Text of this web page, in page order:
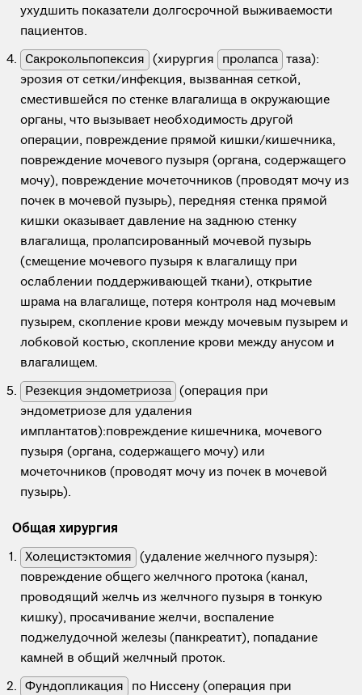
ухудшить показатели долгосрочной выживаемости
пациентов.
Сакрокольпопексия (хирургия пролапса таза):
эрозия от сетки/инфекция, вызванная сеткой,
сместившейся по стенке влагалища в окружающие
органы, что вызывает необходимость другой
операции, повреждение прямой кишки/кишечника,
повреждение мочевого пузыря (органа, содержащего
мочу), повреждение мочеточников (проводят мочу из
почек в мочевой пузырь), передняя стенка прямой
кишки оказывает давление на заднюю стенку
влагалища, пролапсированный мочевой пузырь
(смещение мочевого пузыря к влагалищу при
ослаблении поддерживающей ткани), открытие
шрама на влагалище, потеря контроля над мочевым
пузырем, скопление крови между мочевым пузырем и
лобковой костью, скопление крови между анусом и
влагалищем.
Резекция эндометриоза (операция при
эндометриозе для удаления
имплантатов):повреждение кишечника, мочевого
пузыря (органа, содержащего мочу) или
мочеточников (проводят мочу из почек в мочевой
пузырь).
Общая хирургия
Холецистэктомия (удаление желчного пузыря):
повреждение общего желчного протока (канал,
проводящий желчь из желчного пузыря в тонкую
кишку), просачивание желчи, воспаление
поджелудочной железы (панкреатит), попадание
камней в общий желчный проток.
Фундопликация по Ниссену (операция при